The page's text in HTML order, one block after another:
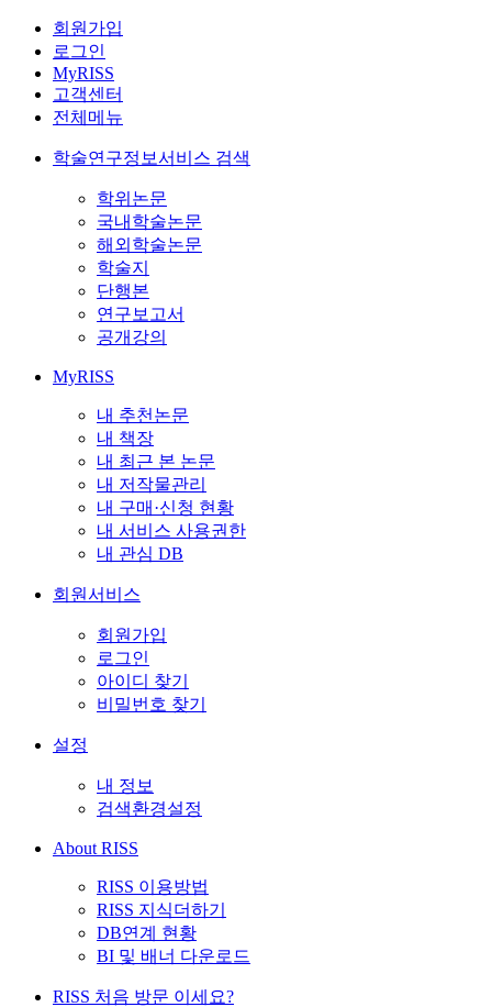
회원가입
로그인
MyRISS
고객센터
전체메뉴
학술연구정보서비스 검색
학위논문
국내학술논문
해외학술논문
학술지
단행본
연구보고서
공개강의
MyRISS
내 추천논문
내 책장
내 최근 본 논문
내 저작물관리
내 구매·신청 현황
내 서비스 사용권한
내 관심 DB
회원서비스
회원가입
로그인
아이디 찾기
비밀번호 찾기
설정
내 정보
검색환경설정
About RISS
RISS 이용방법
RISS 지식더하기
DB연계 현황
BI 및 배너 다운로드
RISS 처음 방문 이세요?